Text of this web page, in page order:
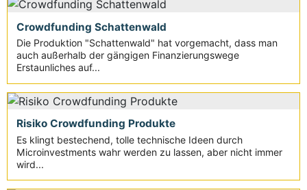
Crowdfunding Schattenwald
Die Produktion "Schattenwald" hat vorgemacht, dass man
auch außerhalb der gängigen Finanzierungswege
Erstaunliches auf...
Risiko Crowdfunding Produkte
Es klingt bestechend, tolle technische Ideen durch
Microinvestments wahr werden zu lassen, aber nicht immer
wird...